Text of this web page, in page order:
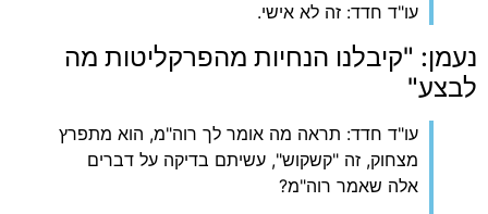
עו"ד חדד: זה לא אישי.
נעמן: "קיבלנו הנחיות מהפרקליטות מה
לבצע"
עו"ד חדד: תראה מה אומר לך רוה"מ, הוא מתפרץ
מצחוק, זה "קשקוש", עשיתם בדיקה על דברים
אלה שאמר רוה"מ?